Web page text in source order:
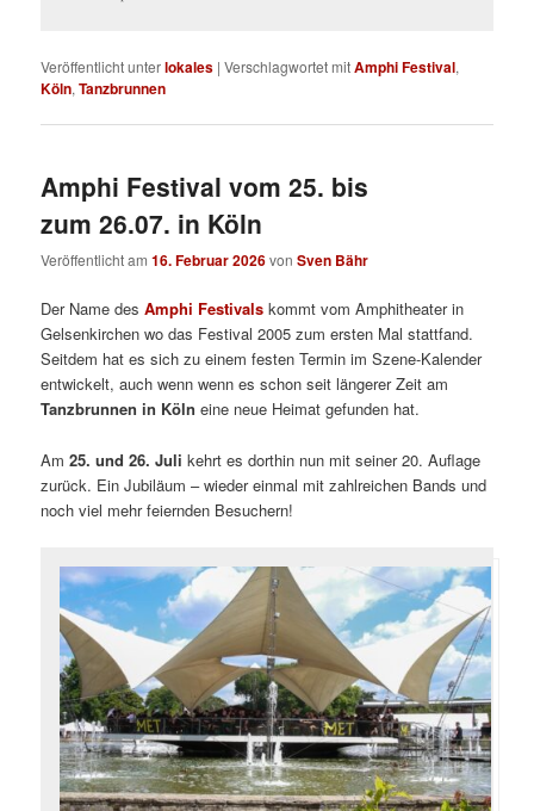
Veröffentlicht unterlokales |Verschlagwortet mitAmphi Festival,
Köln,Tanzbrunnen
Amphi Festival vom 25. bis
zum 26.07. in Köln
Veröffentlicht am16. Februar 2026vonSven Bähr
Der Name desAmphi Festivals kommt vom Amphitheater in
Gelsenkirchen wo das Festival 2005 zum ersten Mal stattfand.
Seitdem hat es sich zu einem festen Termin im Szene-Kalender
entwickelt, auch wenn wenn es schon seit längerer Zeit am
Tanzbrunnen in Köln eine neue Heimat gefunden hat.
Am25. und 26. Juli kehrt es dorthin nun mit seiner 20. Auflage
zurück. Ein Jubiläum – wieder einmal mit zahlreichen Bands und
noch viel mehr feiernden Besuchern!